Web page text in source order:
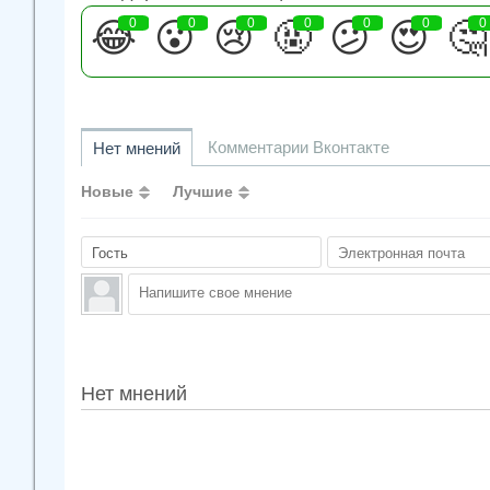
😂
0 😮
0 😢
0 🤬
0 😕
0 😍
0 🤔
0
Нет мнений Комментарии Вконтакте
Новые Лучшие
Нет мнений